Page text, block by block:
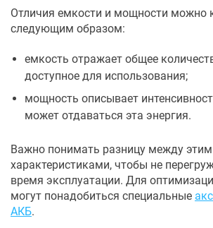
Отличия емкости и мощности можно
следующим образом:
емкость отражает общее
доступное для использования;
мощность описывает
может отдаваться эта энергия.
Важно понимать разницу между
характеристиками, чтобы не
время эксплуатации. Для
могут понадобиться специальные
АКБ.